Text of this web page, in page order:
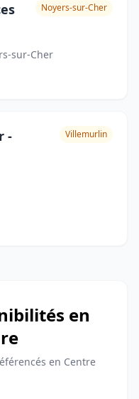
Noyers-sur-Cher
sur-Cher
-
Villemurlin
en
en Centre